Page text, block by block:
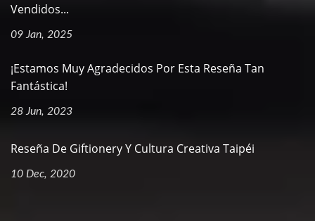
Vendidos...
09 Jan, 2025
¡Estamos Muy Agradecidos Por Esta Reseña Tan
Fantástica!
28 Jun, 2023
Reseña De Giftionery Y Cultura Creativa Taipéi
10 Dec, 2020